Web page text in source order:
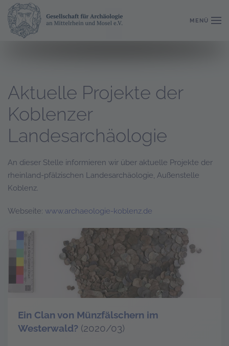
Zum Hauptinhalt springen MENÜ
Aus der Arbeit der
Landesarchäologie
Aktuelle Projekte der
Koblenzer
Landesarchäologie
An dieser Stelle informieren wir über aktuelle Projekte der
rheinland-pfälzischen Landesarchäologie, Außenstelle
Koblenz.
Webseite: www.archaeologie-koblenz.de
Ein Clan von Münzfälschern im
Westerwald? (2020/03)